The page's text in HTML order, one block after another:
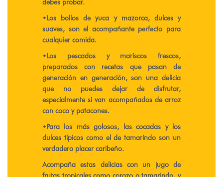
debes probar.
​•​Los bollos de yuca y mazorca, dulces y
suaves, son el acompañante perfecto para
cualquier comida.
​•​Los pescados y mariscos frescos,
preparados con recetas que pasan de
generación en generación, son una delicia
que no puedes dejar de disfrutar,
especialmente si van acompañados de arroz
con coco y patacones.
​•​Para los más golosos, las cocadas y los
dulces típicos como el de tamarindo son un
verdadero placer caribeño.
Acompaña estas delicias con un jugo de